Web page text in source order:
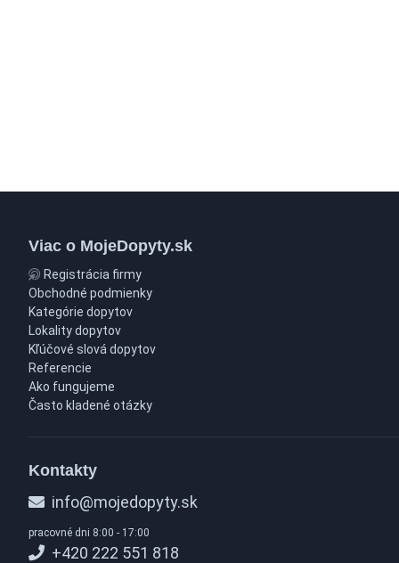
Viac o MojeDopyty.sk
Registrácia firmy
Obchodné podmienky
Kategórie dopytov
Lokality dopytov
Kľúčové slová dopytov
Referencie
Ako fungujeme
Často kladené otázky
Kontakty
info@mojedopyty.sk
pracovné dni 8:00 - 17:00
+420 222 551 818